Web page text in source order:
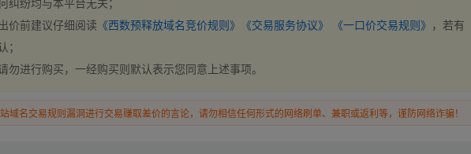
价前建议仔细阅读 《西数预释放域名竞价规则》 《交易服务协议》 《一口价交易规则》 ，若有
勿进行购买，一经购买则默认表示您同意上述事项。
域名交易规则漏洞进行交易赚取差价的言论，请勿相信任何形式的网络刷单、兼职或返利等，谨防网络诈骗！